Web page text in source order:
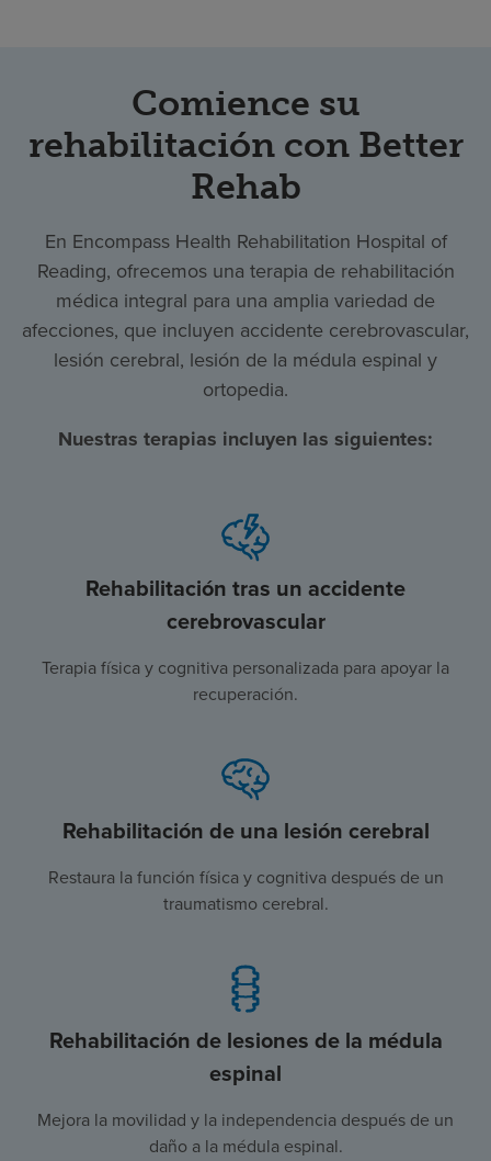
Comience su
rehabilitación con Better
Rehab
En Encompass Health Rehabilitation Hospital of
Reading, ofrecemos una terapia de rehabilitación
médica integral para una amplia variedad de
afecciones, que incluyen accidente cerebrovascular,
lesión cerebral, lesión de la médula espinal y
ortopedia.
Nuestras terapias incluyen las siguientes:
Rehabilitación tras un accidente
cerebrovascular
Terapia física y cognitiva personalizada para apoyar la
recuperación.
Rehabilitación de una lesión cerebral
Restaura la función física y cognitiva después de un
traumatismo cerebral.
Rehabilitación de lesiones de la médula
espinal
Mejora la movilidad y la independencia después de un
daño a la médula espinal.